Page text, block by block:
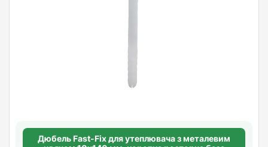
Дюбель Fast-Fix для утеплювача з металевим